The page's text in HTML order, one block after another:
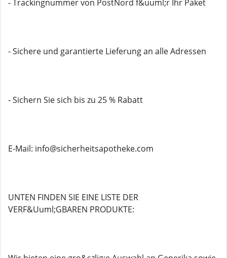
- Trackingnummer von PostNord f&uuml;r Ihr Paket
- Sichere und garantierte Lieferung an alle Adressen
- Sichern Sie sich bis zu 25 % Rabatt
E-Mail: info@sicherheitsapotheke.com
UNTEN FINDEN SIE EINE LISTE DER
VERF&Uuml;GBAREN PRODUKTE: